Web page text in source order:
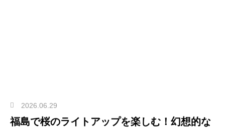
2026.06.29
福島で桜のライトアップを楽しむ！幻想的な